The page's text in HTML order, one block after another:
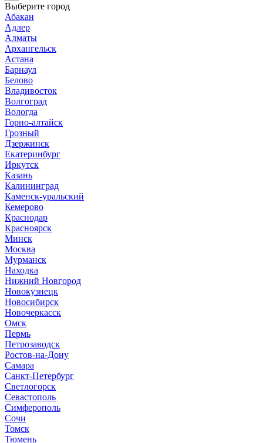
Выберите город
Абакан
Адлер
Алматы
Архангельск
Астана
Барнаул
Белово
Владивосток
Волгоград
Вологда
Горно-алтайск
Грозный
Дзержинск
Екатеринбург
Иркутск
Казань
Калининград
Каменск-уральский
Кемерово
Краснодар
Красноярск
Минск
Москва
Мурманск
Находка
Нижний Новгород
Новокузнецк
Новосибирск
Новочеркасск
Омск
Пермь
Петрозаводск
Ростов-на-Дону
Самара
Санкт-Петербург
Светлогорск
Севастополь
Симферополь
Сочи
Томск
Тюмень